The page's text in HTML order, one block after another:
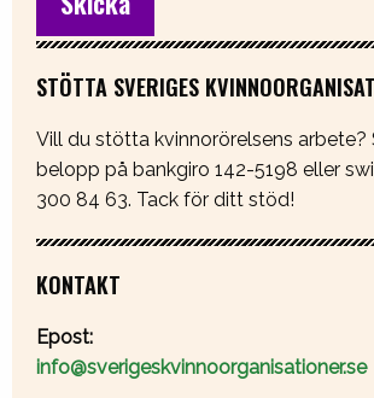
STÖTTA SVERIGES
Vill du stötta kvinnorörelsens
belopp på bankgiro 142-5198 eller
300 84 63. Tack för ditt stöd!
KONTAKT
Epost:
info@sverigeskvinnoorganisationer.se